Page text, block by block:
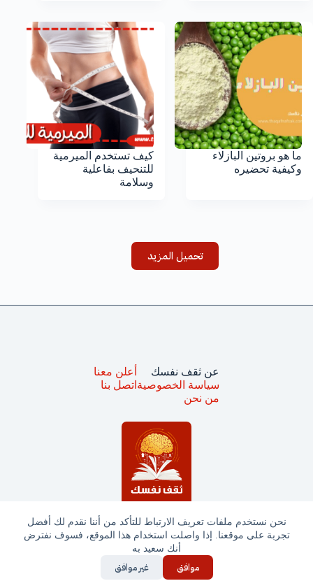
نحن نستخدم ملفات تعريف الارتباط للتأكد من أننا نقدم لك أفضل
تجربة على موقعنا. إذا واصلت استخدام هذا الموقع، فسوف نفترض
أنك سعيد به
موافق غير موافق
ما هو بروتين البازلاء
وكيفية تحضيره
كيف تستخدم الميرمية
للتنحيف بفاعلية
وسلامة
تحميل المزيد
جميع الحقوق محفوظة © ثقف نفسك 2025
عن ثقف نفسك
سياسة الخصوصية
من نحن
أعلن معنا
اتصل بنا